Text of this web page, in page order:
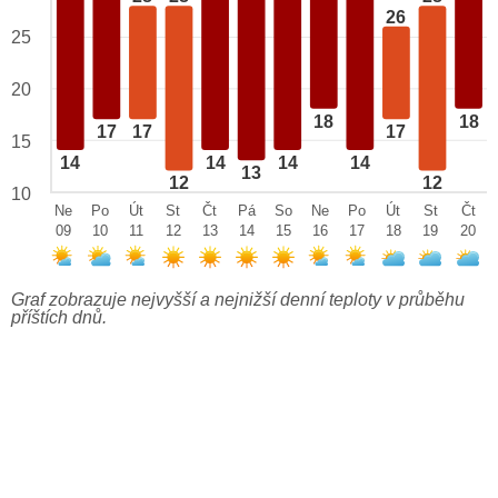
14
17 17
12
14
13
14
18
14
26
17
12
18
25
20
15
10
Ne
09
Po
10
Út
11
St
12
Čt
13
Pá
14
So
15
Ne
16
Po
17
Út
18
St
19
Čt
20
Graf zobrazuje nejvyšší a nejnižší denní teploty v průběhu
příštích dnů.